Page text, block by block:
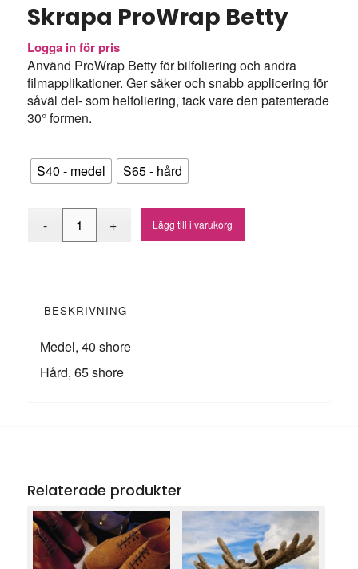
Skrapa ProWrap Betty
Logga in för pris
Använd ProWrap Betty för bilfoliering och andra
filmapplikationer. Ger säker och snabb applicering för
såväl del- som helfoliering, tack vare den patenterade
30° formen.
S40 - medel S65 - hård
Lägg till i varukorg
BESKRIVNING
Medel, 40 shore
Hård, 65 shore
Relaterade produkter